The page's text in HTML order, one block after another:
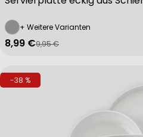
+ Weitere Varianten
Verkaufspreis
8,99 €
Regulärer Preis
9,95 €
-38 %